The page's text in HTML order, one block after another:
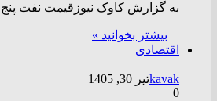
به گزارش کاوک نیوزقیمت نفت
بیشتر بخوانید »
اقتصادی
kavakتیر 30, 1405
0